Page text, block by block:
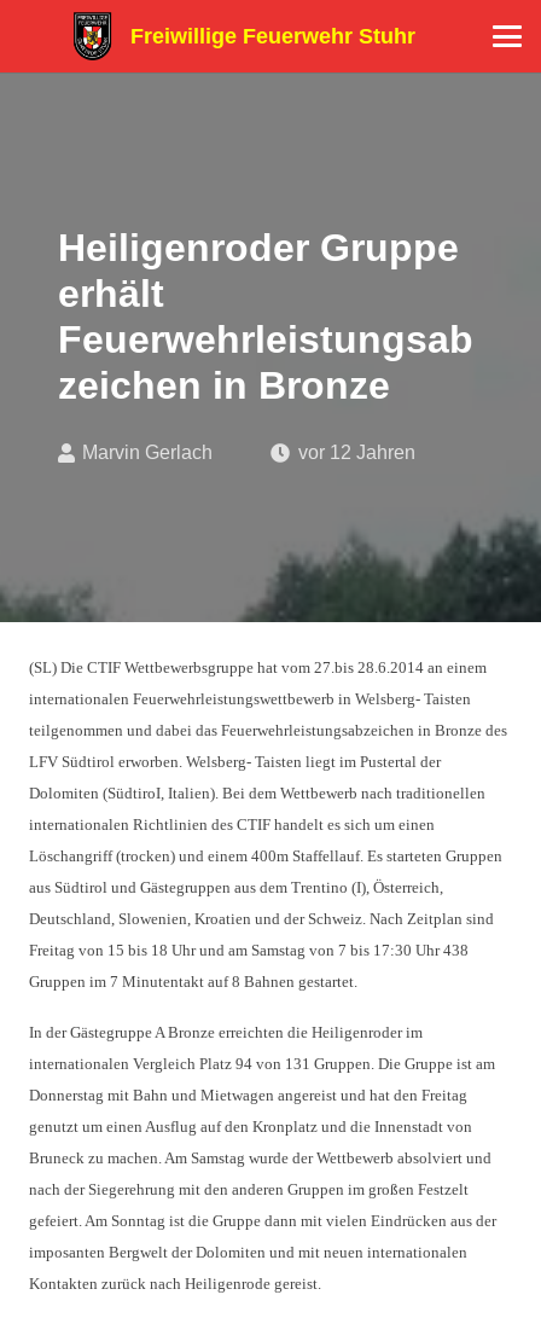
Freiwillige Feuerwehr Stuhr
Heiligenroder Gruppe
erhält
Feuerwehrleistungsab
zeichen in Bronze
Marvin Gerlach vor 12 Jahren
(SL) Die CTIF Wettbewerbsgruppe hat vom 27.bis 28.6.2014 an einem
internationalen Feuerwehrleistungswettbewerb in Welsberg- Taisten
teilgenommen und dabei das Feuerwehrleistungsabzeichen in Bronze des
LFV Südtirol erworben. Welsberg- Taisten liegt im Pustertal der
Dolomiten (SüdtiroI, Italien). Bei dem Wettbewerb nach traditionellen
internationalen Richtlinien des CTIF handelt es sich um einen
Löschangriff (trocken) und einem 400m Staffellauf. Es starteten Gruppen
aus Südtirol und Gästegruppen aus dem Trentino (I), Österreich,
Deutschland, Slowenien, Kroatien und der Schweiz. Nach Zeitplan sind
Freitag von 15 bis 18 Uhr und am Samstag von 7 bis 17:30 Uhr 438
Gruppen im 7 Minutentakt auf 8 Bahnen gestartet.
In der Gästegruppe A Bronze erreichten die Heiligenroder im
internationalen Vergleich Platz 94 von 131 Gruppen. Die Gruppe ist am
Donnerstag mit Bahn und Mietwagen angereist und hat den Freitag
genutzt um einen Ausflug auf den Kronplatz und die Innenstadt von
Bruneck zu machen. Am Samstag wurde der Wettbewerb absolviert und
nach der Siegerehrung mit den anderen Gruppen im großen Festzelt
gefeiert. Am Sonntag ist die Gruppe dann mit vielen Eindrücken aus der
imposanten Bergwelt der Dolomiten und mit neuen internationalen
Kontakten zurück nach Heiligenrode gereist.